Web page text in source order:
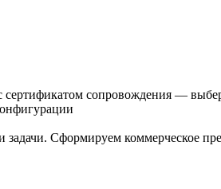
сертификатом сопровождения —
Сформируем коммерческое